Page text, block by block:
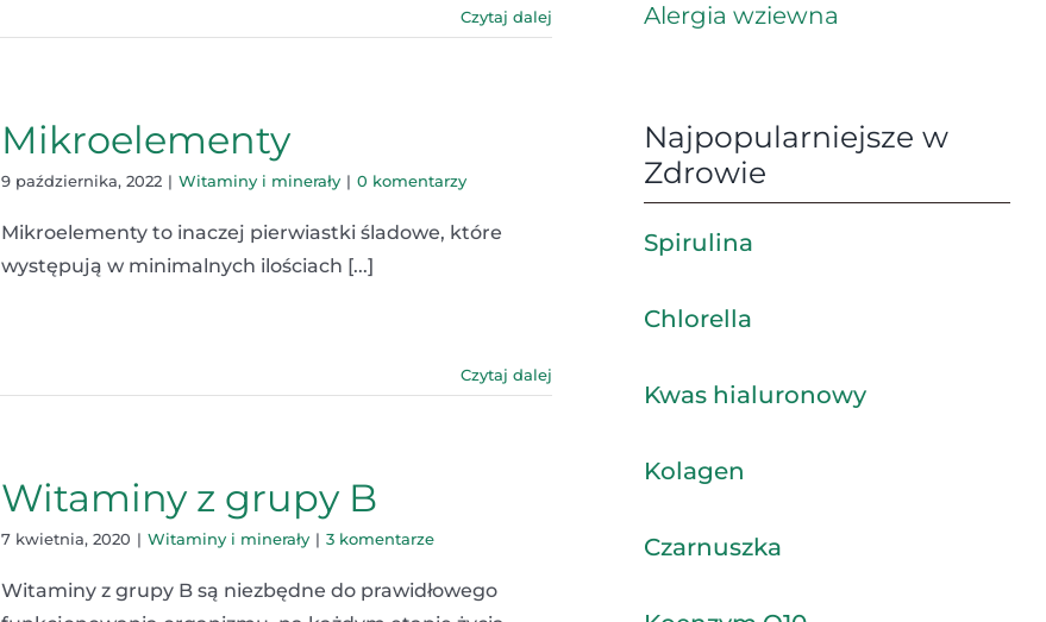
Czytaj dalej
Mikroelementy
9 października, 2022 | Witaminy i minerały | 0 komentarzy
Mikroelementy to inaczej pierwiastki śladowe, które
występują w minimalnych ilościach [...]
Czytaj dalej
Witaminy z grupy B
7 kwietnia, 2020 | Witaminy i minerały | 3 komentarze
Witaminy z grupy B są niezbędne do prawidłowego
Alergia wziewna
Najpopularniejsze w
Zdrowie
Spirulina
Chlorella
Kwas hialuronowy
Kolagen
Czarnuszka